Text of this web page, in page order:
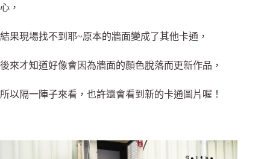
心，
結果現場找不到耶~原本的牆面變成了其他卡通，
後來才知道好像會因為牆面的顏色脫落而更新作品，
所以隔一陣子來看，也許還會看到新的卡通圖片喔！